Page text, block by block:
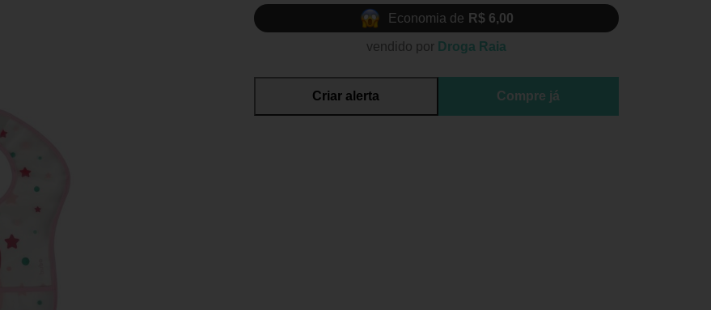
Economia de R$ 6,00
vendido por Droga Raia
Criar alerta Compre já